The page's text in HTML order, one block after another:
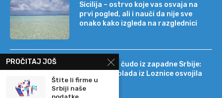
Sicilija – ostrvo koje vas osvaja na
prvi pogled, ali i nauči da nije sve
onako kako izgleda na razglednici
Tehnološko čudo iz zapadne Srbije:
kako je čokolada iz Loznice osvojila
22 tržišta
PROČITAJ JOŠ
Štite li firme u
Srbiji naše